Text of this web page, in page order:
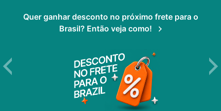
Quer ganhar desconto no próximo frete para o
Brasil? Então veja como!